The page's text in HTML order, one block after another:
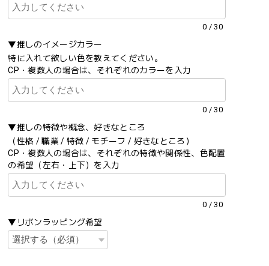
0 /30
▼推しのイメージカラー
特に入れて欲しい色を教えてください。
CP・複数人の場合は、それぞれのカラーを入力
0 /30
▼推しの特徴や概念、好きなところ
（性格 / 職業 / 特徴 / モチーフ / 好きなところ）
CP・複数人の場合は、それぞれの特徴や関係性、色配置
の希望（左右・上下）を入力
0 /30
▼リボンラッピング希望